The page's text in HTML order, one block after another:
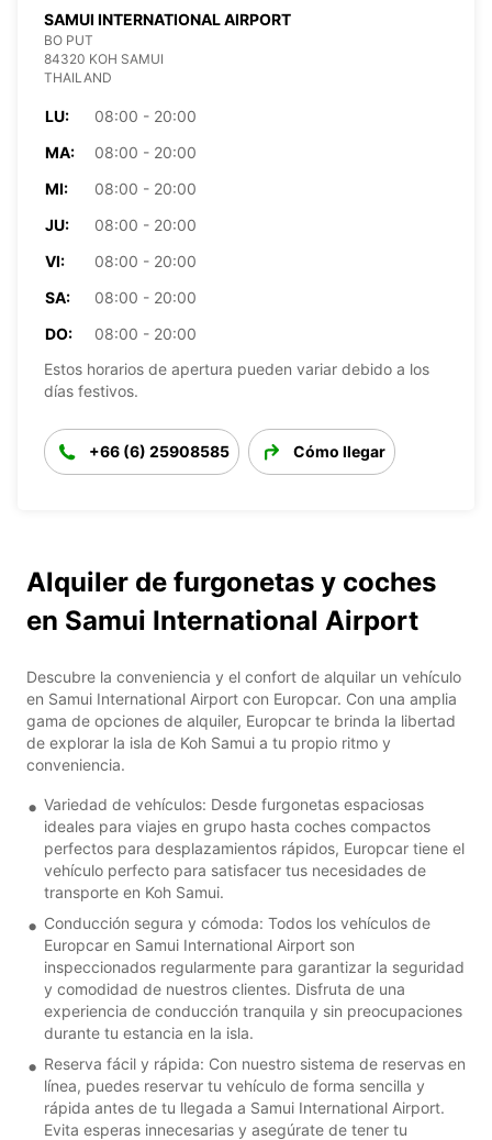
SAMUI INTERNATIONAL AIRPORT
BO PUT
84320 KOH SAMUI
THAILAND
LU:
08:00 - 20:00
MA:
08:00 - 20:00
MI:
08:00 - 20:00
JU:
08:00 - 20:00
VI:
08:00 - 20:00
SA:
08:00 - 20:00
DO:
08:00 - 20:00
Estos horarios de apertura pueden variar debido a los
días festivos.
+66 (6) 25908585 Cómo llegar
Alquiler de furgonetas y coches
en Samui International Airport
Descubre la conveniencia y el confort de alquilar un vehículo
en Samui International Airport con Europcar. Con una amplia
gama de opciones de alquiler, Europcar te brinda la libertad
de explorar la isla de Koh Samui a tu propio ritmo y
conveniencia.
Variedad de vehículos: Desde furgonetas espaciosas
ideales para viajes en grupo hasta coches compactos
perfectos para desplazamientos rápidos, Europcar tiene el
vehículo perfecto para satisfacer tus necesidades de
transporte en Koh Samui.
Conducción segura y cómoda: Todos los vehículos de
Europcar en Samui International Airport son
inspeccionados regularmente para garantizar la seguridad
y comodidad de nuestros clientes. Disfruta de una
experiencia de conducción tranquila y sin preocupaciones
durante tu estancia en la isla.
Reserva fácil y rápida: Con nuestro sistema de reservas en
línea, puedes reservar tu vehículo de forma sencilla y
rápida antes de tu llegada a Samui International Airport.
Evita esperas innecesarias y asegúrate de tener tu